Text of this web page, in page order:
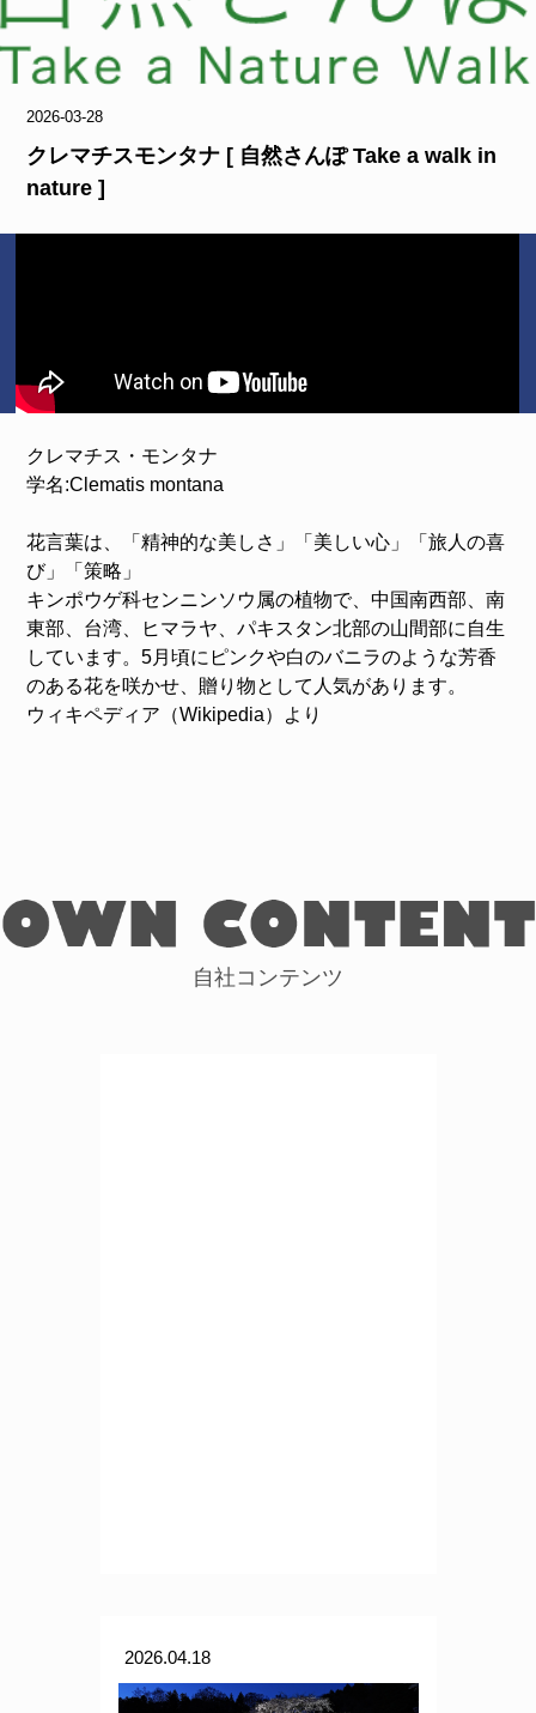
2026-03-28
クレマチスモンタナ [ 自然さんぽ Take a walk in
nature ]
クレマチス・モンタナ
学名:Clematis montana
花言葉は、「精神的な美しさ」「美しい心」「旅人の喜
び」「策略」
キンポウゲ科センニンソウ属の植物で、中国南西部、南
東部、台湾、ヒマラヤ、パキスタン北部の山間部に自生
しています。5月頃にピンクや白のバニラのような芳香
のある花を咲かせ、贈り物として人気があります。
ウィキペディア（Wikipedia）より
自社コンテンツ
2026.04.18